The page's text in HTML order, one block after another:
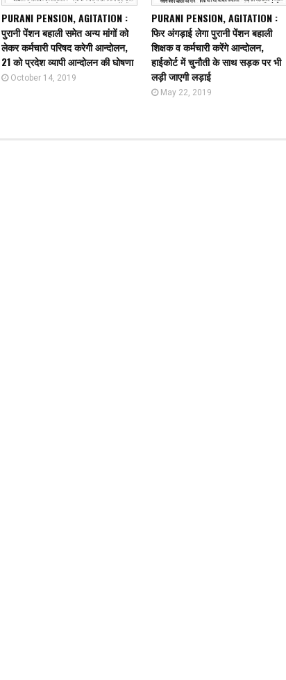
PURANI PENSION, AGITATION :
पुरानी पेंशन बहाली समेत अन्य मांगों को
लेकर कर्मचारी परिषद करेगी आन्दोलन,
21 को प्रदेश व्यापी आन्दोलन की घोषणा
October 14, 2019
PURANI PENSION, AGITATION :
फिर अंगड़ाई लेगा पुरानी पेंशन बहाली
शिक्षक व कर्मचारी करेंगे आन्दोलन,
हाईकोर्ट में चुनौती के साथ सड़क पर भी
लड़ी जाएगी लड़ाई
May 22, 2019